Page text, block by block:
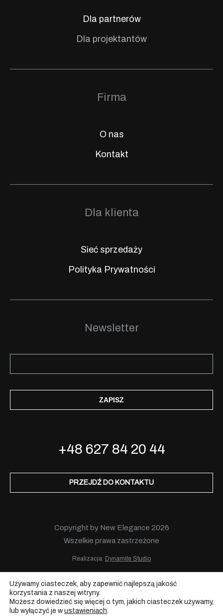
Dla partnerów
Dla projektantów
Firma
O nas
Kontakt
Dla klienta
Sieć sprzedaży
Polityka Prywatności
Newsletter
ZAPISZ
+48 627 84 20 44
PRZEJDŹ DO KONTAKTU
Copyright by New Elegance 2026
Wszelkie prawa zastrzeżone
Realizacja: Dynamite Studio
Używamy ciasteczek, aby zapewnić najlepszą jakość
korzystania z naszej witryny.
Możesz dowiedzieć się więcej o tym, jakich ciasteczek używamy,
lub wyłączyć je w ustawieniach.